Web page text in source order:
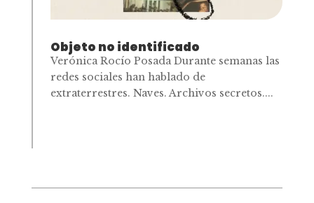
Objeto no identificado
Verónica Rocío Posada Durante semanas las
redes sociales han hablado de
extraterrestres. Naves. Archivos secretos....